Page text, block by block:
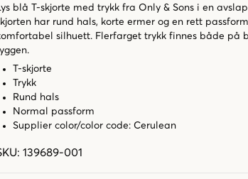
blå T-skjorte med trykk fra Only & Sons i en
har rund hals, korte ermer og en rett
silhuett. Flerfarget trykk finnes både på
T-skjorte
Trykk
Rund hals
Normal passform
Supplier color/color code: Cerulean
: 139689-001